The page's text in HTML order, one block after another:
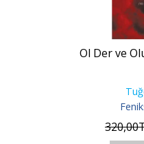
Ol Der ve
320,00